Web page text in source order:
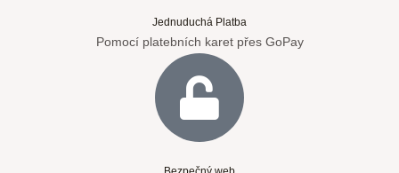
Jednuduchá Platba
Pomocí platebních karet přes GoPay